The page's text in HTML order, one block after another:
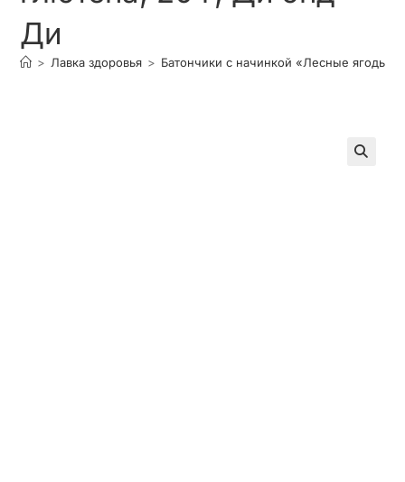
Ди
> Лавка здоровья > Батончики с начинкой «Лесные ягоды»